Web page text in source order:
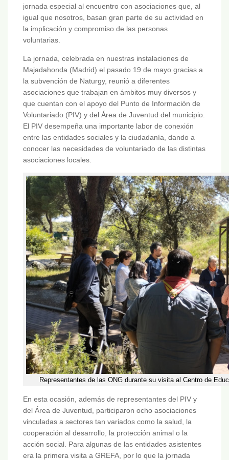
jornada especial al encuentro con asociaciones que, al
igual que nosotros, basan gran parte de su actividad en
la implicación y compromiso de las personas
voluntarias.
La jornada, celebrada en nuestras instalaciones de
Majadahonda (Madrid) el pasado 19 de mayo gracias a
la subvención de Naturgy, reunió a diferentes
asociaciones que trabajan en ámbitos muy diversos y
que cuentan con el apoyo del Punto de Información de
Voluntariado (PIV) y del Área de Juventud del municipio.
El PIV desempeña una importante labor de conexión
entre las entidades sociales y la ciudadanía, dando a
conocer las necesidades de voluntariado de las distintas
asociaciones locales.
Representantes de las ONG durante su visita al Centro de
En esta ocasión, además de representantes del PIV y
del Área de Juventud, participaron ocho asociaciones
vinculadas a sectores tan variados como la salud, la
cooperación al desarrollo, la protección animal o la
acción social. Para algunas de las entidades asistentes
era la primera visita a GREFA, por lo que la jornada